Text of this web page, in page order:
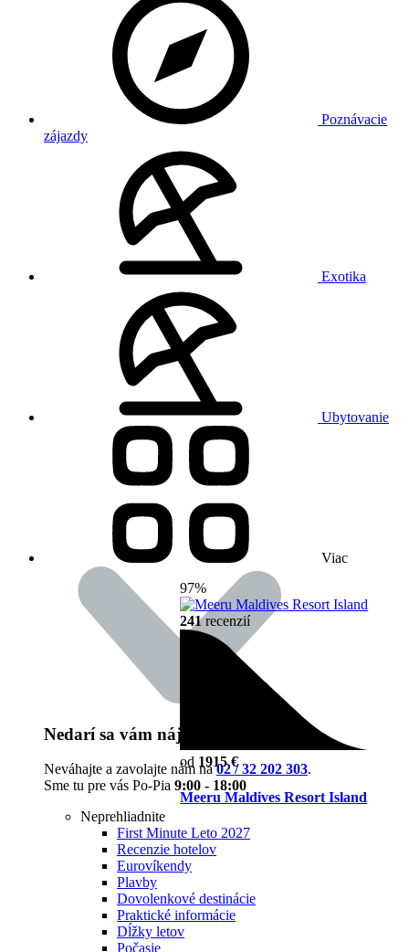
Poznávacie
zájazdy
Exotika
Ubytovanie
Viac
Nedarí sa vám nájsť čo potrebujete?
Neváhajte a zavolajte nám na02 / 32 202 303.
Sme tu pre vás Po-Pia 9:00 - 18:00
Neprehliadnite
First Minute Leto 2027
Recenzie hotelov
Eurovíkendy
Plavby
Dovolenkové destinácie
Praktické informácie
Dĺžky letov
Počasie
97%
241recenzií
od 1915 €
Meeru Maldives Resort Island